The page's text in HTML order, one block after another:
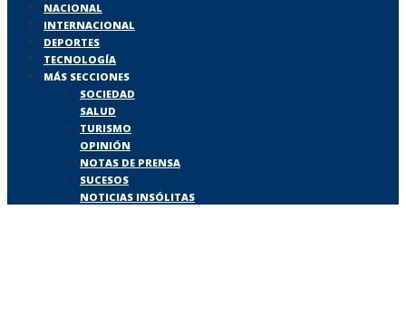
NACIONAL
INTERNACIONAL
DEPORTES
TECNOLOGÍA
MÁS SECCIONES
SOCIEDAD
SALUD
TURISMO
OPINIÓN
NOTAS DE PRENSA
SUCESOS
NOTICIAS INSÓLITAS